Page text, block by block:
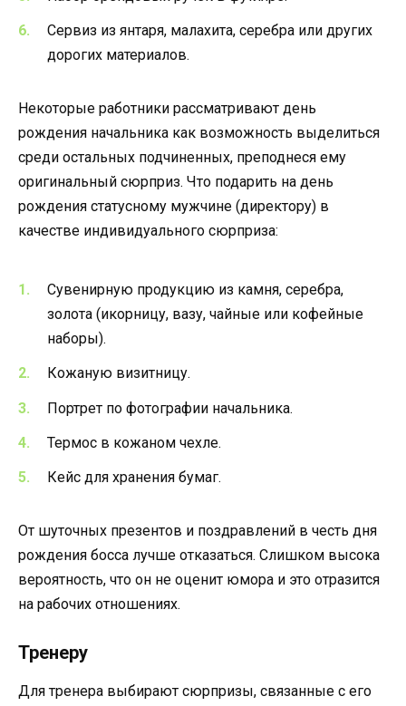
Сервиз из янтаря, малахита, серебра или других
дорогих материалов.
Некоторые работники рассматривают день
рождения начальника как возможность выделиться
среди остальных подчиненных, преподнеся ему
оригинальный сюрприз. Что подарить на день
рождения статусному мужчине (директору) в
качестве индивидуального сюрприза:
Сувенирную продукцию из камня, серебра,
золота (икорницу, вазу, чайные или кофейные
наборы).
Кожаную визитницу.
Портрет по фотографии начальника.
Термос в кожаном чехле.
Кейс для хранения бумаг.
От шуточных презентов и поздравлений в честь дня
рождения босса лучше отказаться. Слишком высока
вероятность, что он не оценит юмора и это отразится
на рабочих отношениях.
Тренеру
Для тренера выбирают сюрпризы, связанные с его